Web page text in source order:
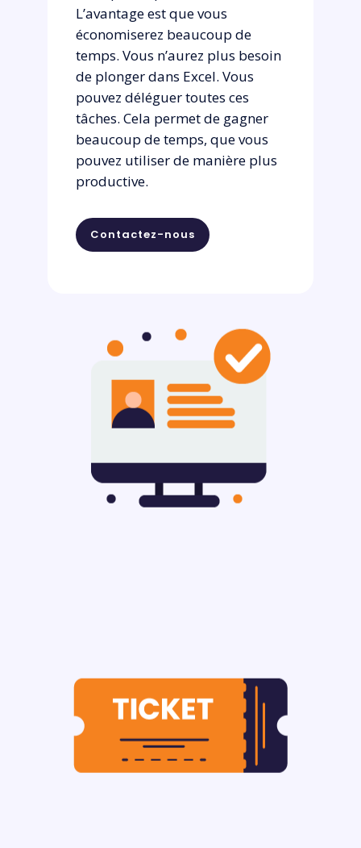
L’avantage est que vous
économiserez beaucoup de
temps. Vous n’aurez plus besoin
de plonger dans Excel. Vous
pouvez déléguer toutes ces
tâches. Cela permet de gagner
beaucoup de temps, que vous
pouvez utiliser de manière plus
productive.
Contactez-nous